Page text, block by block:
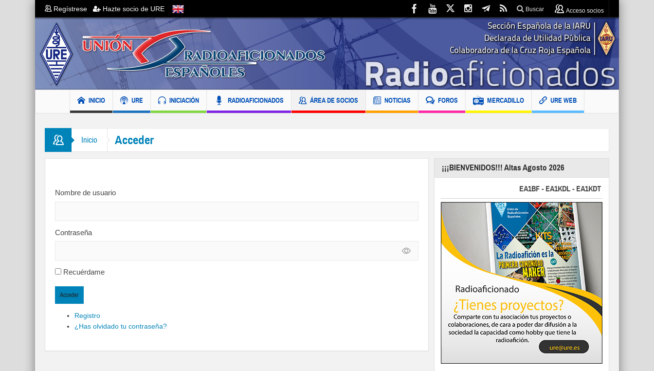
Regístrese Hazte socio de URE Buscar Acceso socios
INICIO URE INICIACIÓN RADIOAFICIONADOS ÁREA DE SOCIOS NOTICIAS FOROS MERCADILLO URE WEB
Inicio Acceder
Nombre de usuario
Contraseña
Recuérdame
Acceder
Registro
¿Has olvidado tu contraseña?
¡¡¡BIENVENIDOS!!! Altas Agosto 2026
EA1BF - EA1KDL - EA1KDT - EA2FBJ - EA2FJU